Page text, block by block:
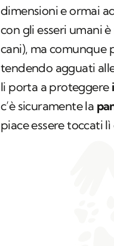
dimensioni e ormai
con gli esseri umani
cani), ma comunque
tendendo agguati
li porta a proteggere
c’è sicuramente la
piace essere toccati lì